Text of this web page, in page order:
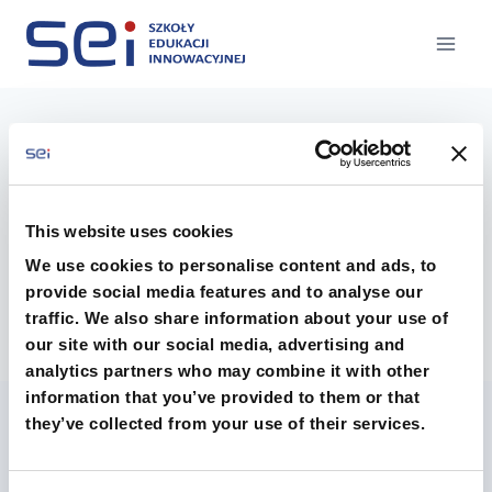
This website uses cookies
We use cookies to personalise content and ads, to
provide social media features and to analyse our
traffic. We also share information about your use of
our site with our social media, advertising and
analytics partners who may combine it with other
information that you’ve provided to them or that
they’ve collected from your use of their services.
treści
Regulamin organizacji
pracy przedszkola
Regulamin organizacji pracy przedszkola